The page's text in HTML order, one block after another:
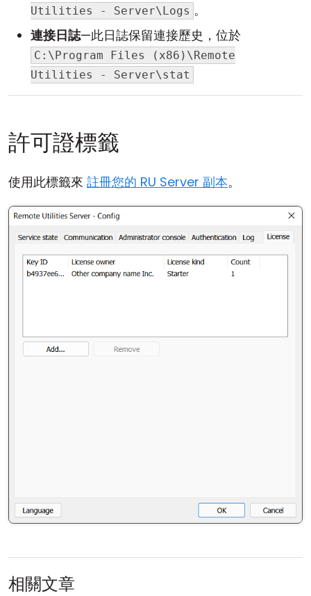
Utilities - Server\Logs 。
連接日誌—此日誌保留連接歷史，位於
C:\Program Files (x86)\Remote
Utilities - Server\stat
許可證標籤
使用此標籤來 註冊您的 RU Server 副本。
相關文章